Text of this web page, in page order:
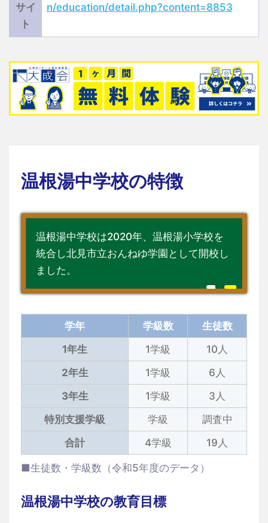
サイ
ト
n/education/detail.php?content=8853
温根湯中学校の特徴
温根湯中学校は2020年、温根湯小学校を
統合し北見市立おんねゆ学園として開校し
ました。
■生徒数・学級数（令和5年度のデータ）
学年 学級数
生徒数
1年生
1学級
10人
2年生
1学級
6人
3年生
1学級
3人
特別支援学級
学級
調査中
合計
4学級 19人
温根湯中学校の教育目標